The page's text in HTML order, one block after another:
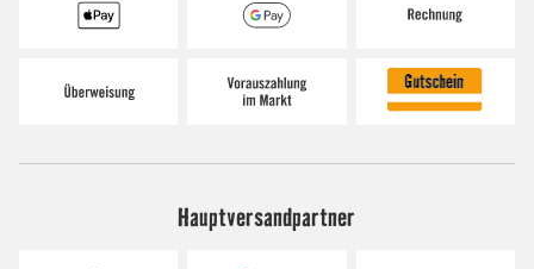
Hauptversandpartner